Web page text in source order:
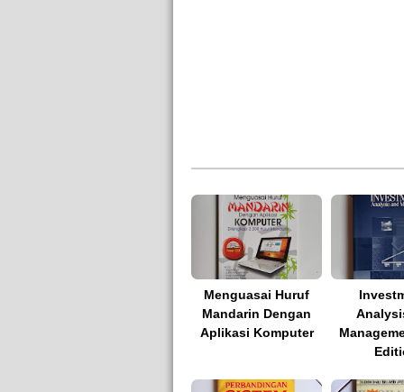
Menguasai Huruf
Mandarin Dengan
Aplikasi Komputer